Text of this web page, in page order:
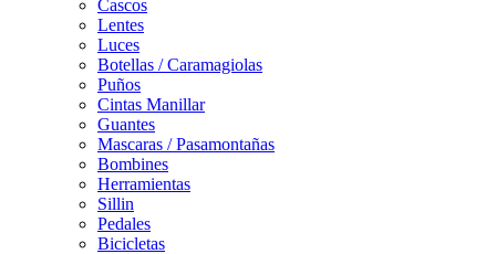
Cascos
Lentes
Luces
Botellas / Caramagiolas
Puños
Cintas Manillar
Guantes
Mascaras / Pasamontañas
Bombines
Herramientas
Sillin
Pedales
Bicicletas